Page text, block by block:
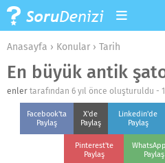
Anasayfa › Konular › Tarih
En büyük antik
enler tarafından 6 yıl önce oluşturuldu -
Facebook'ta
Paylaş
X'de
Paylaş
Linkedin'de
Paylaş
Pinterest'te
Paylaş
Paylaş